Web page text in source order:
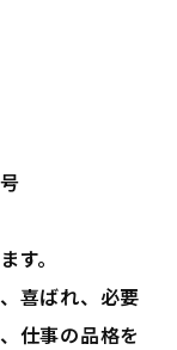
す。
喜ばれ、必要
仕事の品格を